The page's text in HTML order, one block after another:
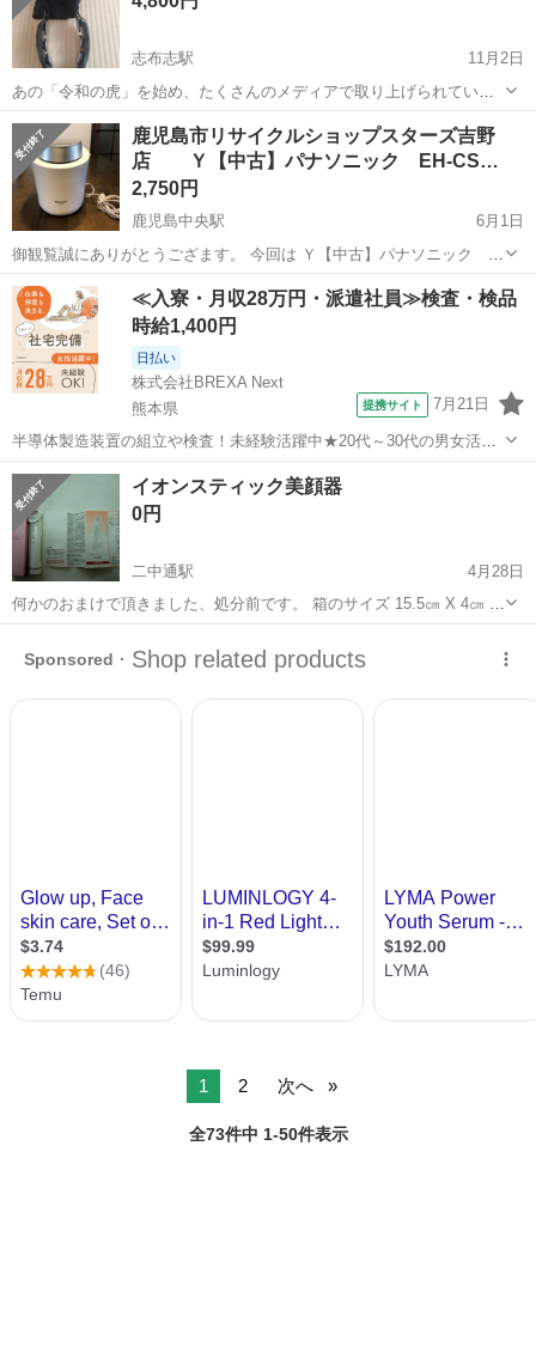
志布志駅
11月2日
あの「令和の虎」を始め、たくさんのメディアで取り上げられてい
る、ゾーガンキン美顔器です。購入しましたが、自分には合わず、欲
しい方にお譲りします。正直、2回しか使用していません。楽天市場
12000円相当を60%ダウンでお譲りし...
鹿児島 肝属郡 志布志駅 美容家電 美顔器
鹿児島市リサイクルショップスターズ吉野
店 Ｙ【中古】パナソニック EH-CS…
2,750円
鹿児島中央駅
6月1日
御観覧誠にありがとうござます。 今回は Ｙ【中古】パナソニック
EH-CSA97 ナノケア フェイススチーマー の出品になります。 ナ
ノサイズの蒸気で顔のお肌を整えるフェイススチーマーです。 サイズ
（...
鹿児島 鹿児島市 鹿児島中央駅 美容家電
フェイススチーマー
≪入寮・月収28万円・派遣社員≫検査・検品
時給1,400円
日払い
株式会社BREXA Next
熊本県
提携サイト 7月21日
半導体製造装置の組立や検査！未経験活躍中★20代～30代の男女活躍
中★ワンルーム寮完備！赴任旅費会社負担！マイカー通勤OK！無料駐
車場あり！正社員登用あり！《熊本県菊池郡大津町》 人気の工場のお
仕事 ◇半導体製造装置の組立...
熊本 その他
イオンスティック美顔器
0円
二中通駅
4月28日
何かのおまけで頂きました、処分前です。 箱のサイズ 15.5㎝ X 4㎝ X
3.5㎝（この中に入るサイズです） お引き取りできる日時を２～３お知
らせ下さい（当方の都合に合わせます、は無駄な時間が多いので受け
1 2 次へ
全73件中 1-50件表示